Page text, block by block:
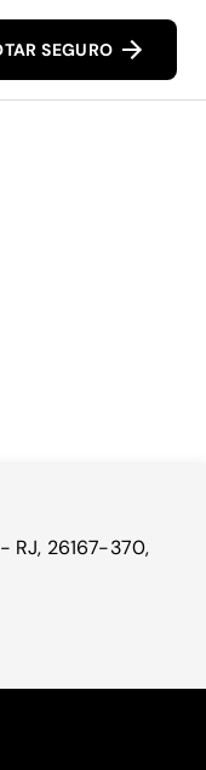
SEGURO
RJ, 26167-370,